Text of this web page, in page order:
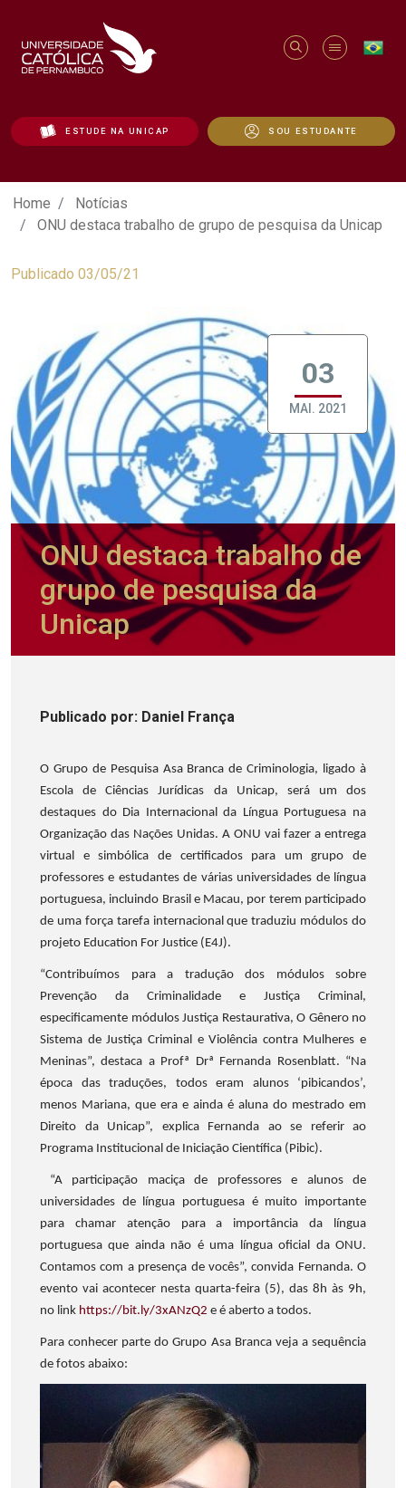
ESTUDE NA UNICAP SOU ESTUDANTE
ONU destaca trabalho de grupo de
Home
Notícias
ONU destaca trabalho de grupo de pesquisa da Unicap
Publicado 03/05/21
03
MAI. 2021
ONU destaca trabalho de
grupo de pesquisa da
Unicap
Publicado por: Daniel França
O Grupo de Pesquisa Asa Branca de Criminologia, ligado à
Escola de Ciências Jurídicas da Unicap, será um dos
destaques do Dia Internacional da Língua Portuguesa na
Organização das Nações Unidas. A ONU vai fazer a entrega
virtual e simbólica de certificados para um grupo de
professores e estudantes de várias universidades de língua
portuguesa, incluindo Brasil e Macau, por terem participado
de uma força tarefa internacional que traduziu módulos do
projeto Education For Justice (E4J).
“Contribuímos para a tradução dos módulos sobre
Prevenção da Criminalidade e Justiça Criminal,
especificamente módulos Justiça Restaurativa, O Gênero no
Sistema de Justiça Criminal e Violência contra Mulheres e
Meninas”, destaca a Profª Drª Fernanda Rosenblatt. “Na
época das traduções, todos eram alunos ‘pibicandos’,
menos Mariana, que era e ainda é aluna do mestrado em
Direito da Unicap”, explica Fernanda ao se referir ao
Programa Institucional de Iniciação Científica (Pibic).
“A participação maciça de professores e alunos de
universidades de língua portuguesa é muito importante
para chamar atenção para a importância da língua
portuguesa que ainda não é uma língua oficial da ONU.
Contamos com a presença de vocês”, convida Fernanda. O
evento vai acontecer nesta quarta-feira (5), das 8h às 9h,
no link https://bit.ly/3xANzQ2 e é aberto a todos.
Para conhecer parte do Grupo Asa Branca veja a sequência
de fotos abaixo: